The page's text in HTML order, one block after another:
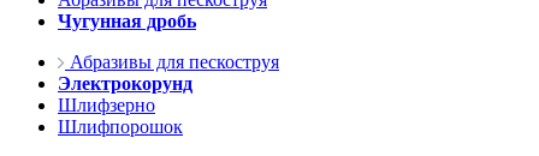
Чугунная дробь
Абразивы для пескоструя
Электрокорунд
Шлифзерно
Шлифпорошок